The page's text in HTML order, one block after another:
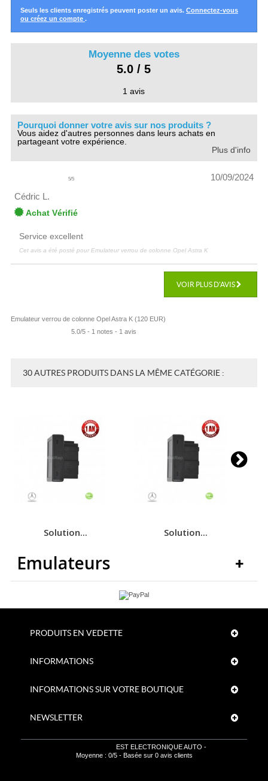
Seuls les clients enregistrés peuvent poster un avis. Connectez-vous
ou créez un compte .
Moyenne des votes
5.0 / 5
1 avis
Pourquoi donner votre avis sur nos produits ?
Vous aidez d'autres personnes dans leurs achats en
partageant votre expérience.
Plus d'info
5/5
10/09/2024
Cédric L.
Achat Vérifié
Service excellent
Cet avis a été posté pourEmulateur verrou de colonne Opel Astra K
VOIR PLUS D'AVIS
Emulateur verrou de colonne Opel Astra K (120 EUR)
5.0/5- 1 notes - 1 avis
30 AUTRES PRODUITS DANS LA MÊME CATÉGORIE :
Solution... Solution...
Emulateurs
PRODUITS EN VEDETTE
INFORMATIONS
INFORMATIONS SUR VOTRE BOUTIQUE
NEWSLETTER
EST ELECTRONIQUE AUTO -
Moyenne : 0/5- Basée sur 0avis clients